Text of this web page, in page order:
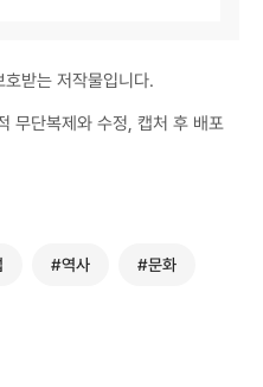
받는 저작물입니다.
무단복제와 수정, 캡처 후 배포
#역사 #문화